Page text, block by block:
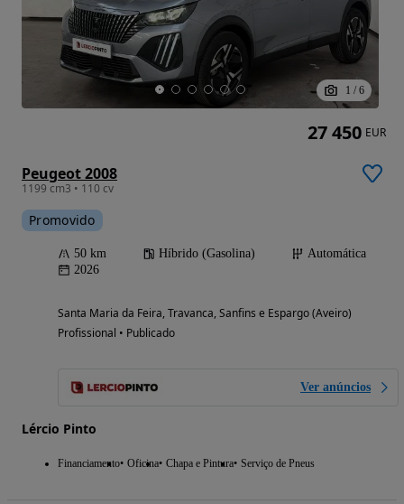
1 / 6
Peugeot 2008
1199 cm3 • 110 cv
Promovido
50 km Híbrido (Gasolina)
Automática
2026
Santa Maria da Feira, Travanca, Sanfins e Espargo (Aveiro)
Profissional • Publicado
Ver anúncios
Lércio Pinto
Financiamento Oficina Chapa e Pintura Serviço de Pneus
27 450 EUR